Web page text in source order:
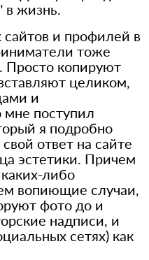
в жизнь.
и профилей в
тоже
Просто копируют
целиком,
и
поступил
я подробно
ответ на сайте
эстетики. Причем
либо
вопиющие случаи,
фото до и
надписи, и
сетях) как